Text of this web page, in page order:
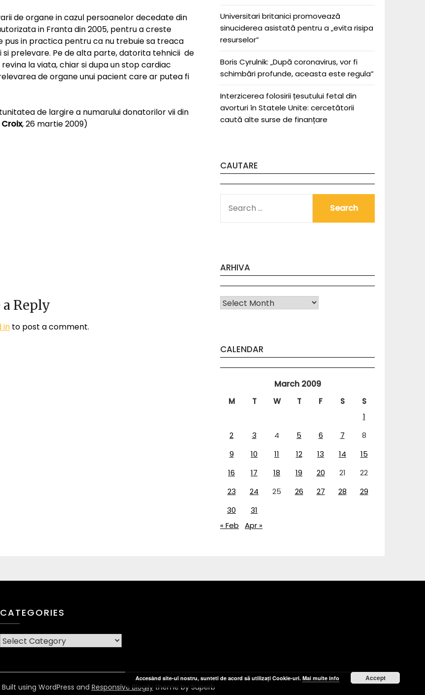
de organe in cazul persoanelor decedate din
in Franta din 2005, pentru a creste
pus in practica pentru ca nu trebuie sa treaca
prelevare. Pe de alta parte, datorita tehnicii de
la viata, chiar si dupa un stop cardiac
de organe unui pacient care ar putea fi
de largire a numarului donatorilor vii din
Croix, 26 martie 2009)
a Reply
into post a comment.
Universitari britanici promovează
sinuciderea asistată pentru a „evita risipa
resurselor”
Boris Cyrulnik: „După coronavirus, vor fi
schimbări profunde, aceasta este regula”
Interzicerea folosirii țesutului fetal din
avorturi în Statele Unite: cercetătorii
caută alte surse de finanțare
CAUTARE
FOR:
ARHIVA
Arhiva
CALENDAR
March 2009
M T W T F S
S
1
2
3 4 5 6 7
8
9
10 11 12 13 14
15
16
17 18 19 20 21
22
23
24 25 26 27 28
29
30
31
« Feb
Apr »
CATEGORIES
CATEGORIES
Built using WordPress and Responsive Blogily theme by Superb
Accesând site-ul nostru, sunteti de acord să utilizați Cookie-uri. Mai multe info Accept